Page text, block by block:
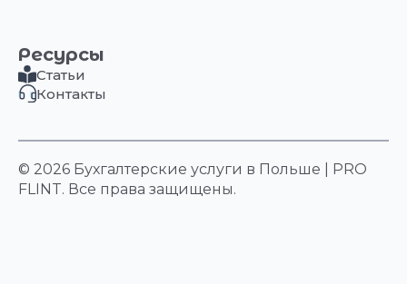
Ресурсы
Статьи
Контакты
© 2026 Бухгалтерские услуги в Польше | PRO
FLINT. Все права защищены.